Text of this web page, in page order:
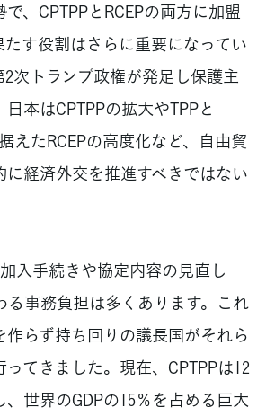
、CPTPPとRCEPの両方に加盟
たす役割はさらに重要になってい
次トランプ政権が発足し保護主
本はCPTPPの拡大やTPPと
えたRCEPの高度化など、自由貿
経済外交を推進すべきではない
加入手続きや協定内容の見直し
る事務負担は多くあります。これ
作らず持ち回りの議長国がそれら
てきました。現在、CPTPPは12
世界のGDPの15％を占める巨大